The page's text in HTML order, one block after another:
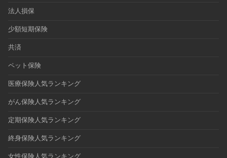
法人損保
少額短期保険
共済
ペット保険
医療保険人気ランキング
がん保険人気ランキング
定期保険人気ランキング
終身保険人気ランキング
女性保険人気ランキング